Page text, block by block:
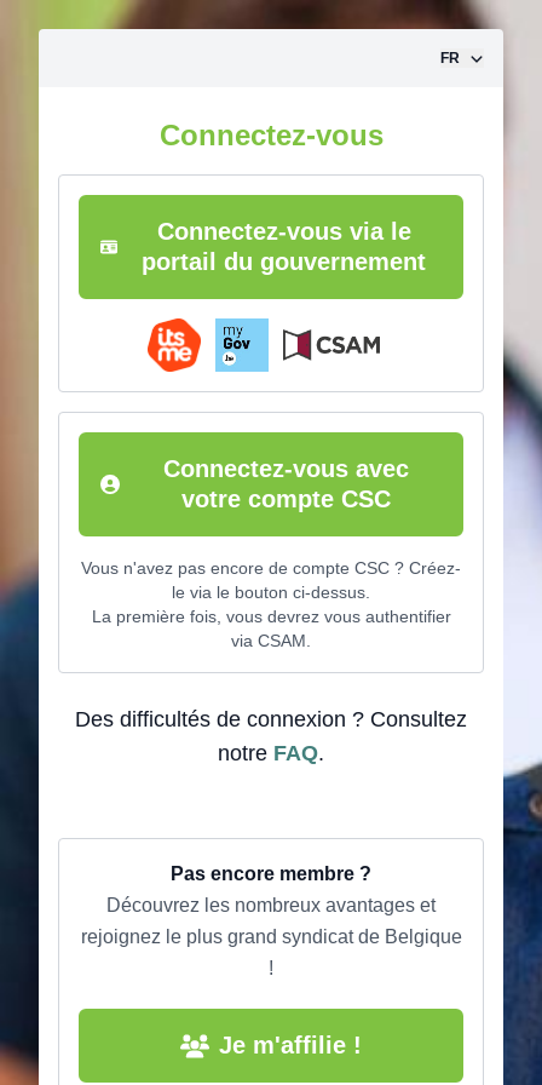
Aller vers le contenu
FR
Connectez-vous
Connectez-vous via le
portail du gouvernement
Connectez-vous avec
votre compte CSC
Vous n'avez pas encore de compte CSC ? Créez-
le via le bouton ci-dessus.
La première fois, vous devrez vous authentifier
via CSAM.
Des difficultés de connexion ? Consultez
notre FAQ.
Pas encore membre ?
Découvrez les nombreux avantages et
rejoignez le plus grand syndicat de Belgique
!
Je m'affilie !